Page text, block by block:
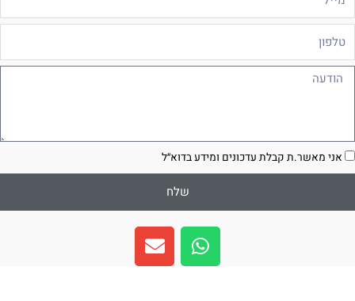
אני מאשר.ת קבלת עדכונים ומידע בדוא״ל
שלח
W
h
a
E
n
v